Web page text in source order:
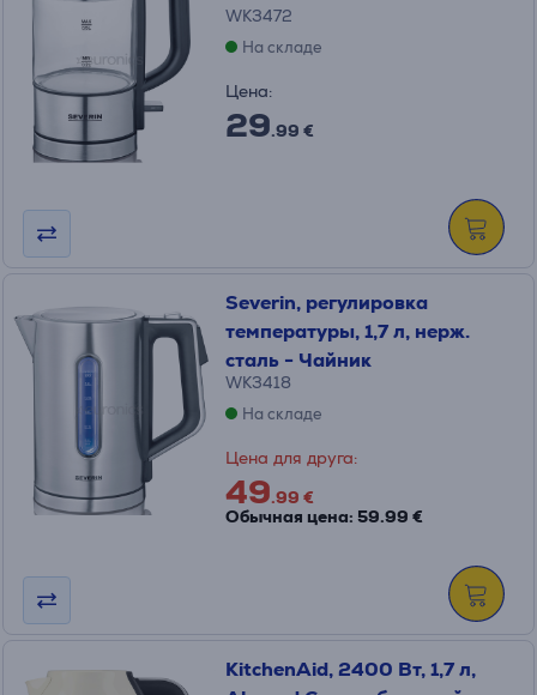
WK3472
На складе
Цена:
29.99 €
Severin, pегулировка
температуры, 1,7 л, нерж.
сталь - Чайник
WK3418
На складе
Цена для друга:
49.99 €
Обычная цена: 59.99 €
KitchenAid, 2400 Вт, 1,7 л,